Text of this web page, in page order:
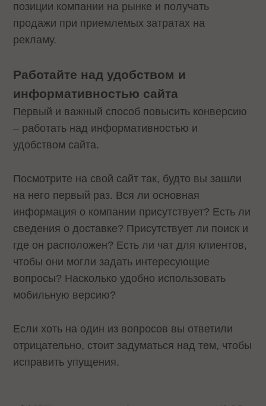
позиции компании на рынке и получать
продажи при приемлемых затратах на
рекламу.
Работайте над удобством и
информативностью сайта
Первый и важный способ повысить конверсию
– работать над информативностью и
удобством сайта.
Посмотрите на свой сайт так, будто вы зашли
на него первый раз. Вся ли основная
информация о компании присутствует? Есть ли
сведения о доставке? Присутствует ли поиск и
где он расположен? Есть ли чат для клиентов,
чтобы они могли задать интересующие
вопросы? Насколько удобно использовать
мобильную версию?
Если хоть на один из вопросов вы ответили
отрицательно, стоит задуматься над тем, чтобы
исправить упущения.